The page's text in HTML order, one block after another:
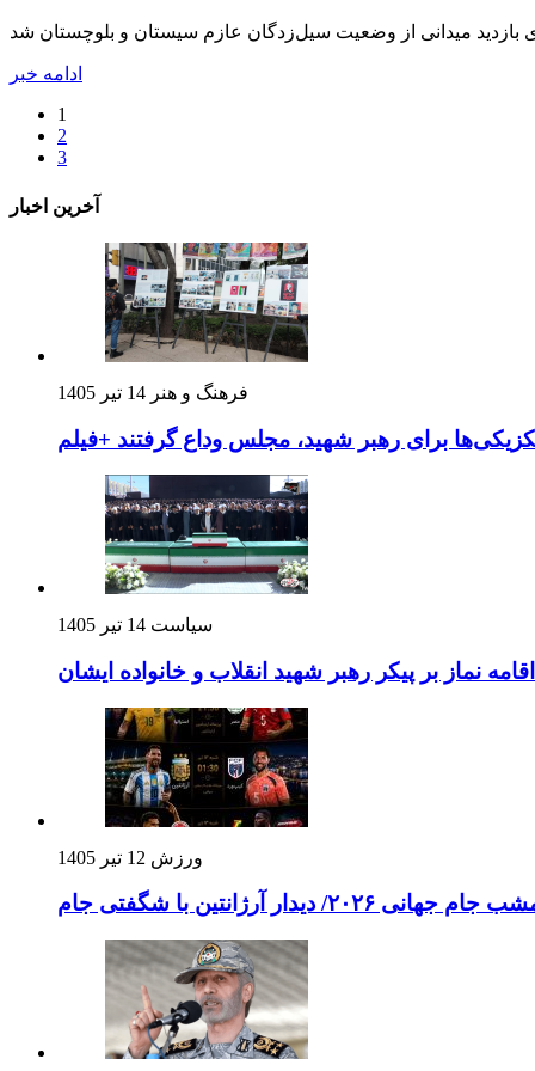
ادامه خبر
1
2
3
آخرین اخبار
فرهنگ و هنر 14 تیر 1405
برای رهبر شهید، مجلس وداع گرفتند +فیلم
سیاست 14 تیر 1405
اقامه نماز بر پیکر رهبر شهید انقلاب و خانواده ایشان
ورزش 12 تیر 1405
دیدار آرژانتین با شگفتی جام